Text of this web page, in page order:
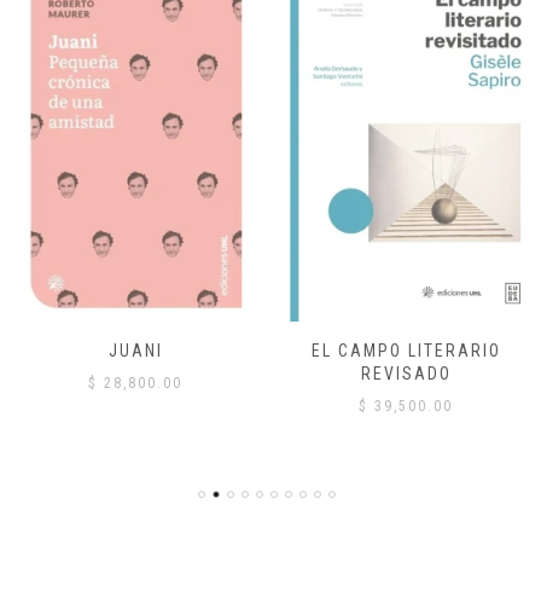
JUANI
$ 28,800.00
EL CAMPO LITERARIO
REVISADO
$ 39,500.00